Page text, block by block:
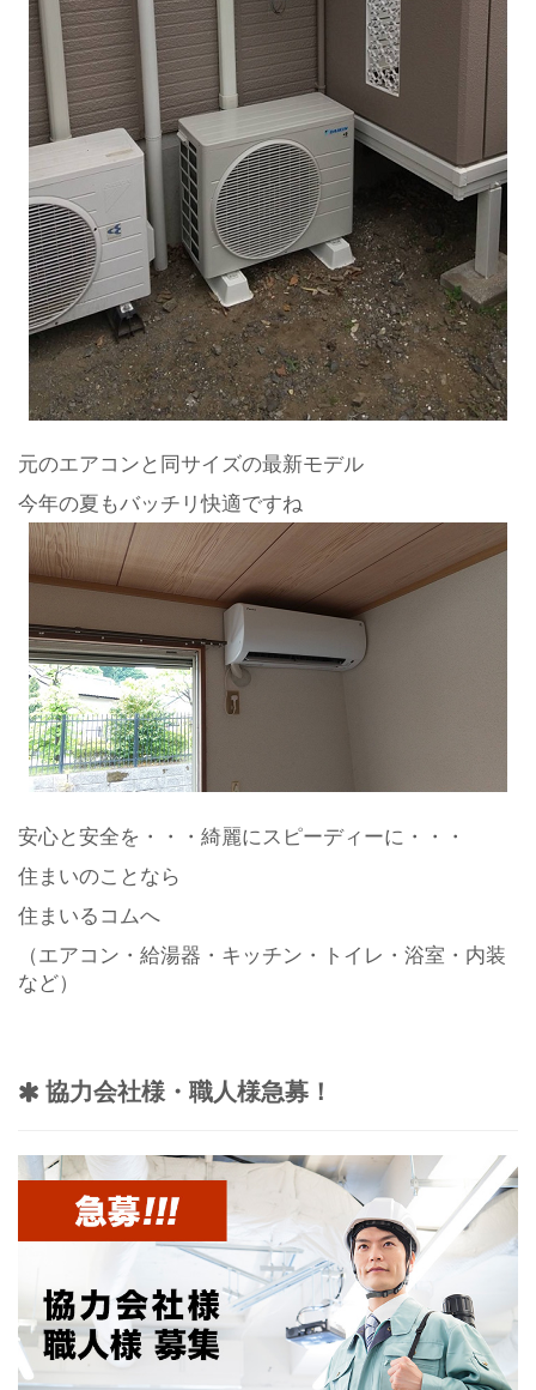
元のエアコンと同サイズの最新モデル
今年の夏もバッチリ快適ですね
安心と安全を・・・綺麗にスピーディーに・・・
住まいのことなら
住まいるコムへ
（エアコン・給湯器・キッチン・トイレ・浴室・内装
など）
協力会社様・職人様急募！